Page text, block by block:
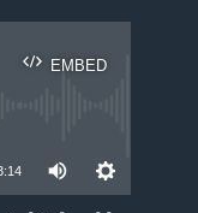
EMBED